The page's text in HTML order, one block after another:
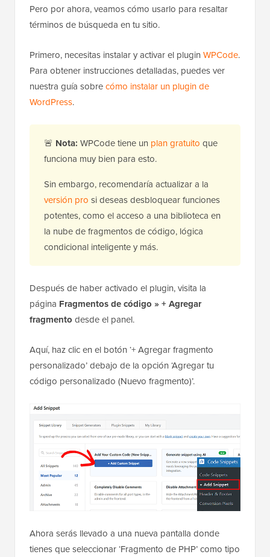
Pero por ahora, veamos cómo usarlo para resaltar
términos de búsqueda en tu sitio.
Primero, necesitas instalar y activar el plugin WPCode.
Para obtener instrucciones detalladas, puedes ver
nuestra guía sobrecómo instalar un plugin de
WordPress.
🚨 Nota: WPCode tiene un plan gratuito que
funciona muy bien para esto.
Sin embargo, recomendaría actualizar a la
versión pro si deseas desbloquear funciones
potentes, como el acceso a una biblioteca en
la nube de fragmentos de código, lógica
condicional inteligente y más.
Después de haber activado el plugin, visita la
página Fragmentos de código » + Agregar
fragmento desde el panel.
Aquí, haz clic en el botón ‘+ Agregar fragmento
personalizado’ debajo de la opción ‘Agregar tu
código personalizado (Nuevo fragmento)’.
Ahora serás llevado a una nueva pantalla donde
tienes que seleccionar ‘Fragmento de PHP’ como tipo